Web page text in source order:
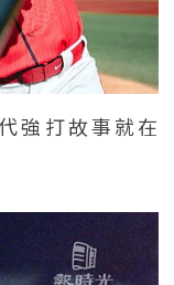
強打故事就在